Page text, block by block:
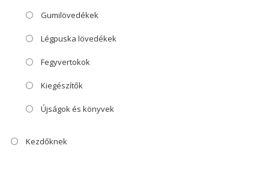
Gumilövedékek
Légpuska lövedékek
Fegyvertokok
Kiegészítők
Újságok és könyvek
Kezdőknek